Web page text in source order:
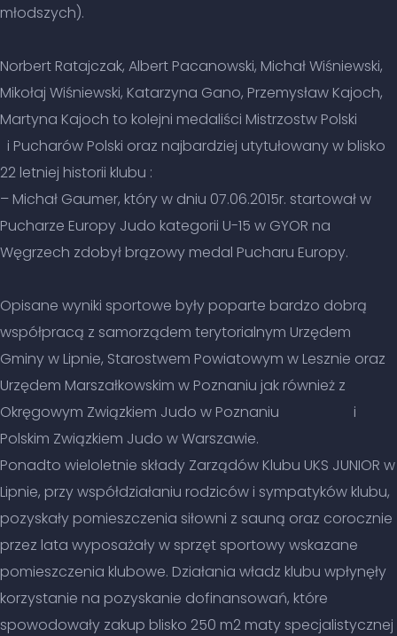
młodszych).
Norbert Ratajczak, Albert Pacanowski, Michał Wiśniewski,
Mikołaj Wiśniewski, Katarzyna Gano, Przemysław Kajoch,
Martyna Kajoch to kolejni medaliści Mistrzostw Polski
i Pucharów Polski oraz najbardziej utytułowany w blisko
22 letniej historii klubu :
– Michał Gaumer, który w dniu 07.06.2015r. startował w
Pucharze Europy Judo kategorii U-15 w GYOR na
Węgrzech zdobył brązowy medal Pucharu Europy.
Opisane wyniki sportowe były poparte bardzo dobrą
współpracą z samorządem terytorialnym Urzędem
Gminy w Lipnie, Starostwem Powiatowym w Lesznie oraz
Urzędem Marszałkowskim w Poznaniu jak również z
Okręgowym Związkiem Judo w Poznaniu i
Polskim Związkiem Judo w Warszawie.
Ponadto wieloletnie składy Zarządów Klubu UKS JUNIOR w
Lipnie, przy współdziałaniu rodziców i sympatyków klubu,
pozyskały pomieszczenia siłowni z sauną oraz corocznie
przez lata wyposażały w sprzęt sportowy wskazane
pomieszczenia klubowe. Działania władz klubu wpłynęły
korzystanie na pozyskanie dofinansowań, które
spowodowały zakup blisko 250 m2 maty specjalistycznej